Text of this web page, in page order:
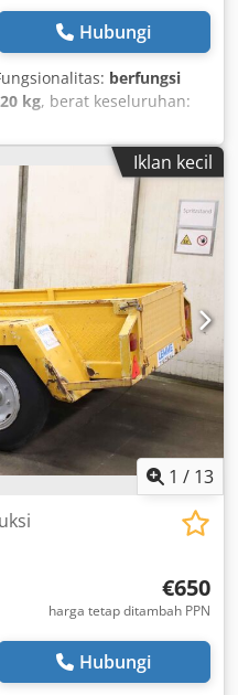
Hubungi
berfungsi
kg, berat keseluruhan:
, WEB ANH 18/ Sasis
• Tipe: ANH 18 • Tahun
udara/udara • Berat
kg • Berat total yang
5,95 meter • Mata penarik
Mesin buatan Jerman •
Exofx Amrer •
dapat berubah. -
kami. - Kesalahan
- Penjualan sesuai
Iklan kecil
1 / 13
€650
harga tetap ditambah PPN
Hubungi